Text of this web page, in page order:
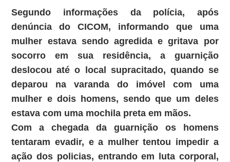
Segundo informações da polícia, após
denúncia do CICOM, informando que uma
mulher estava sendo agredida e gritava por
socorro em sua residência, a guarnição
deslocou até o local supracitado, quando se
deparou na varanda do imóvel com uma
mulher e dois homens, sendo que um deles
estava com uma mochila preta em mãos.
Com a chegada da guarnição os homens
tentaram evadir, e a mulher tentou impedir a
ação dos policias, entrando em luta corporal,